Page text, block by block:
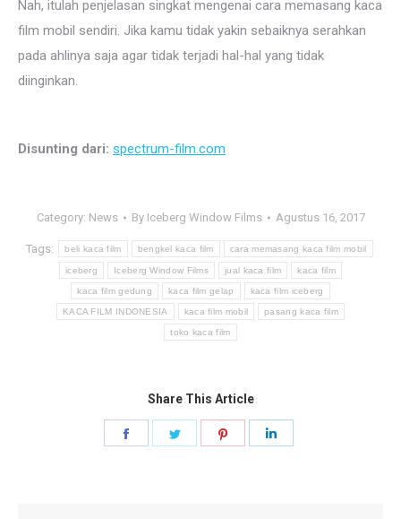
Nah, itulah penjelasan singkat mengenai cara memasang kaca
film mobil sendiri. Jika kamu tidak yakin sebaiknya serahkan
pada ahlinya saja agar tidak terjadi hal-hal yang tidak
diinginkan.
Disunting dari: spectrum-film.com
Category: News By Iceberg Window Films Agustus 16, 2017
Tags: beli kaca film bengkel kaca film cara memasang kaca film mobil
iceberg Iceberg Window Films jual kaca film kaca film
kaca film gedung kaca film gelap kaca film iceberg
KACA FILM INDONESIA kaca film mobil pasang kaca film
toko kaca film
Share This Article
Share